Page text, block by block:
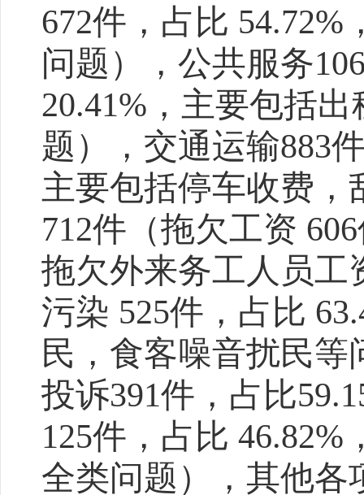
672件，占比 54.72%
问题），公共服务
20.41% ，主要包括
题），交通运输883
主要包括停车收费
712件（拖欠工资 606
拖欠外来务工人员工
污染 525件，占比
民，食客噪音扰民
投诉391件，占比
125件，占比 46.82%
全类问题），其他各